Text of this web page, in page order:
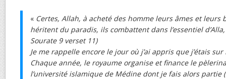
« Certes, Allah, à acheté des homme leurs âmes et leurs
héritent du paradis, ils combattent dans l’essentiel
Sourate 9 verset 11)
Je me rappelle encore le jour où j’ai appris que j’étais
Chaque année, le royaume organise et finance le
l’université islamique de Médine dont je fais alors partie